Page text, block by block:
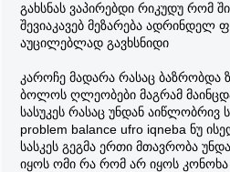
გახსნას ვაპირებდი რიკუდუ რომ
შევიაკავებ მეზარება ადრინდელ
აუცილებლად გავხსნიდი
კაროჩე მადარა რასაც ბაზრობდა
ბოლოს ღლეობები მაგრამ
სასუკეს რასაც უნდან აიწლობრივ
problem balance ufro iqneba ნუ
სასკეს გეგმა ერთი მთავრობა
იყოს ომი რა რომ არ იყოს კონოხა